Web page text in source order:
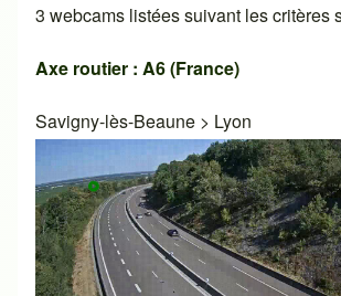
3 webcams listées suivant les critères
Axe routier : A6 (France)
Savigny-lès-Beaune > Lyon